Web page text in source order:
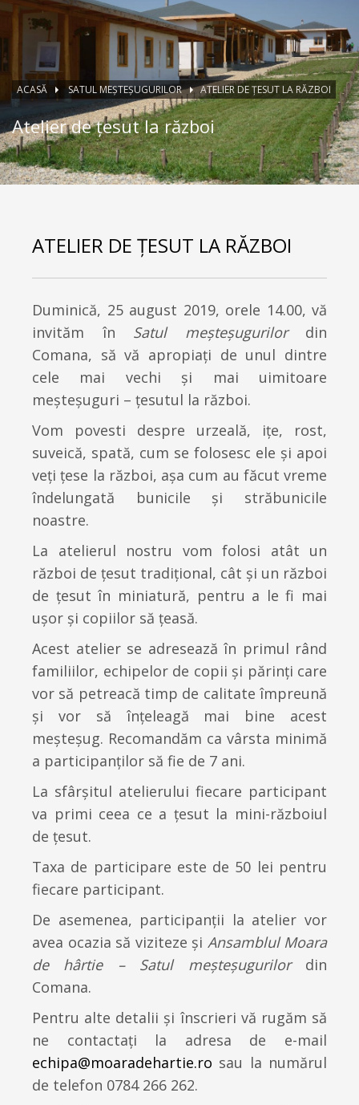
ACASĂ SATUL MEŞTEŞUGURILOR ATELIER DE ȚESUT LA RĂZBOI
Atelier de țesut la război
ATELIER DE ȚESUT LA RĂZBOI
Duminică, 25 august 2019, orele 14.00, vă
invităm în Satul meșteșugurilordin
Comana, să vă apropiaţi de unul dintre
cele mai vechi şi mai uimitoare
meşteşuguri – țesutul la război.
Vom povesti despre urzeală, iţe, rost,
suveică, spată, cum se folosesc ele și apoi
veți ţese la război, aşa cum au făcut vreme
îndelungată bunicile şi străbunicile
noastre.
La atelierul nostru vom folosi atât un
război de țesut tradițional, cât și un război
de țesut în miniatură, pentru a le fi mai
ușor și copiilor să țeasă.
Acest atelier se adresează în primul rând
familiilor, echipelor de copii şi părinţi care
vor să petreacă timp de calitate împreună
și vor să înțeleagă mai bine acest
meșteșug. Recomandăm ca vârsta minimă
a participanţilor să fie de 7 ani.
La sfârşitul atelierului fiecare participant
va primi ceea ce a țesut la mini-războiul
de țesut.
Taxa de participare este de 50 lei pentru
fiecare participant.
De asemenea, participanții la atelier vor
avea ocazia să viziteze și Ansamblul Moara
de hârtie – Satul meşteşugurilordin
Comana.
Pentru alte detalii şi înscrieri vă rugăm să
ne contactați la adresa de e-mail
echipa@moaradehartie.ro sau la numărul
de telefon 0784 266 262.